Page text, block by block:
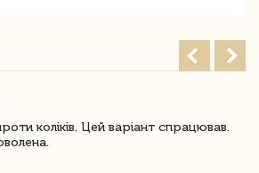
коліків. Цей варіант спрацював.